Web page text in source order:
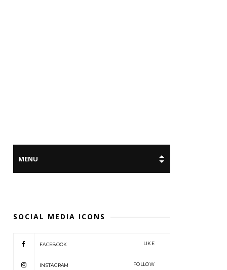
SOCIAL MEDIA ICONS
FACEBOOK LIKE
INSTAGRAM FOLLOW